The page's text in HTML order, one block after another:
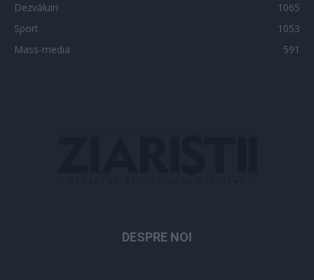
Dezvăluiri
1065
Sport
1053
Mass-media
591
DESPRE NOI